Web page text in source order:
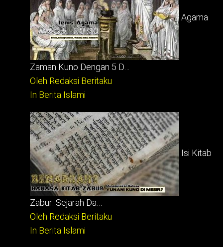
Agama
Zaman Kuno Dengan 5 D…
Oleh Redaksi Beritaku
In Berita Islami
Isi Kitab
Zabur: Sejarah Da…
Oleh Redaksi Beritaku
In Berita Islami